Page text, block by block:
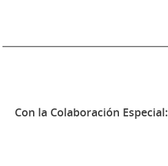
Con la Colaboración Especial: